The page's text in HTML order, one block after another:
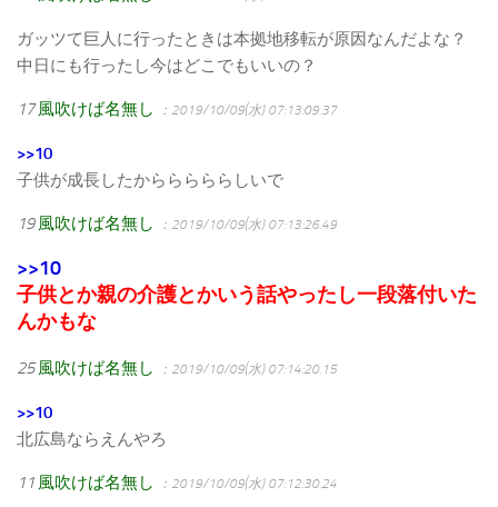
ガッツて巨人に行ったときは本拠地移転が原因なんだよな？
中日にも行ったし今はどこでもいいの？
17 風吹けば名無し ：2019/10/09(水) 07:13:09.37
>>10
子供が成長したからららららしいで
19 風吹けば名無し ：2019/10/09(水) 07:13:26.49
>>10
子供とか親の介護とかいう話やったし一段落付いた
んかもな
25 風吹けば名無し ：2019/10/09(水) 07:14:20.15
>>10
北広島ならえんやろ
11 風吹けば名無し ：2019/10/09(水) 07:12:30.24